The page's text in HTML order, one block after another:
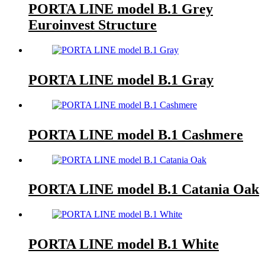
PORTA LINE model B.1 Grey
Euroinvest Structure
PORTA LINE model B.1 Gray
PORTA LINE model B.1 Cashmere
PORTA LINE model B.1 Catania Oak
PORTA LINE model B.1 White